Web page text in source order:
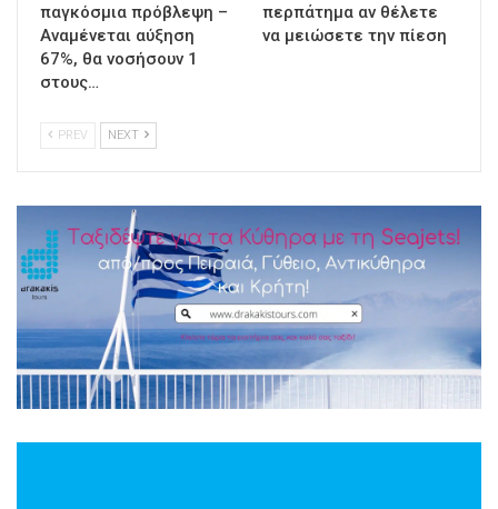
παγκόσμια πρόβλεψη –
Αναμένεται αύξηση
67%, θα νοσήσουν 1
στους…
περπάτημα αν θέλετε
να μειώσετε την πίεση
PREV NEXT